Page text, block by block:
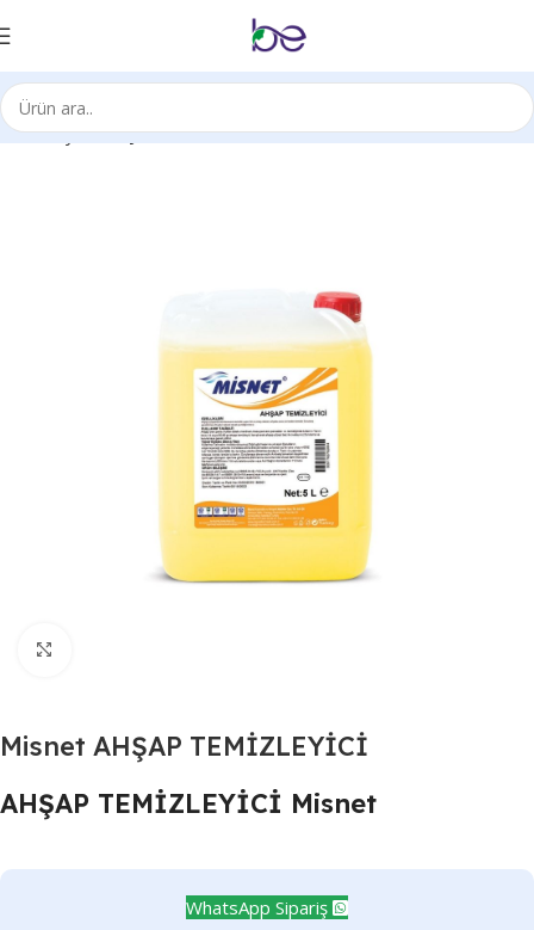
Ana Sayfa Kimyasal Ürünleri
Misnet AHŞAP TEMİZLEYİCİ
AHŞAP TEMİZLEYİCİ Misnet
WhatsApp Sipariş